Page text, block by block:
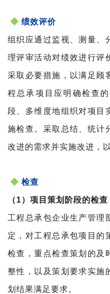
◆ 绩效评价
组织应通过监视、测量、
理评审活动对绩效进行评
采取必要措施，以满足顾
程总承项目应明确检查
段、多维度地组织对项目
施检查。采取总结、统计
改进的需求并实施改进，
◆ 检查
（1）项目策划阶段的检查
工程总承包企业生产管理
定，对工程总承包项目的
检查，重点检查策划的及
整性，以及策划要求实施
划结果满足要求。